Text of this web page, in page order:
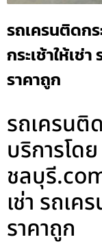
รถเครนติดกร
กระเช้าให้เช่
ราคาถูก
รถเครนติ
บริการโด
ชลบุรี
เช่า รถเค
ราคาถูก